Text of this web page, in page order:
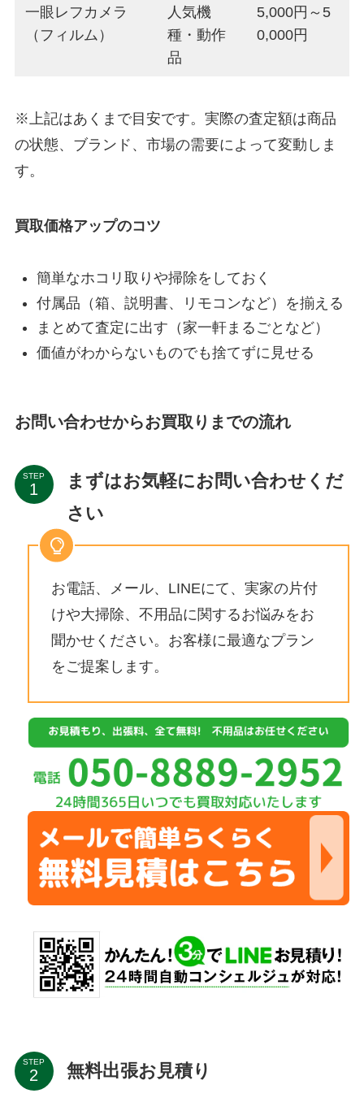
一眼レフカメラ
（フィルム）
人気機
種・動作
品
5,000円～5
0,000円
※上記はあくまで目安です。実際の査定額は商品
の状態、ブランド、市場の需要によって変動しま
す。
買取価格アップのコツ
簡単なホコリ取りや掃除をしておく
付属品（箱、説明書、リモコンなど）を揃える
まとめて査定に出す（家一軒まるごとなど）
価値がわからないものでも捨てずに見せる
お問い合わせからお買取りまでの流れ
STEP
まずはお気軽にお問い合わせくだ
さい
お電話、メール、LINEにて、実家の片付
けや大掃除、不用品に関するお悩みをお
聞かせください。お客様に最適なプラン
をご提案します。
STEP 無料出張お見積り